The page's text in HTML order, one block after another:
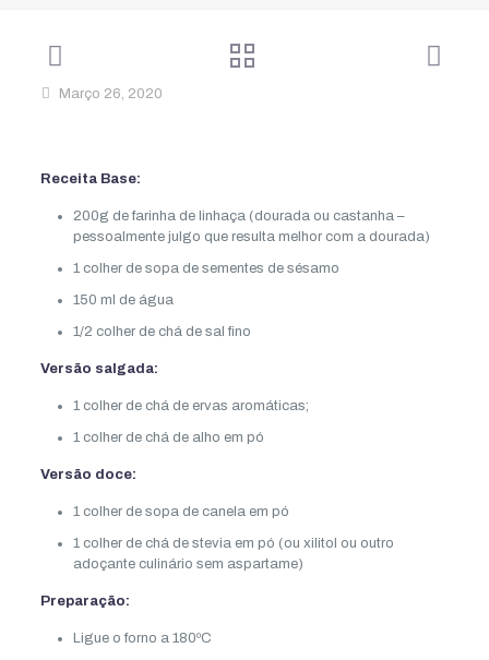
Março 26, 2020
Receita Base:
200g de farinha de linhaça (dourada ou castanha –
pessoalmente julgo que resulta melhor com a dourada)
1 colher de sopa de sementes de sésamo
150 ml de água
1/2 colher de chá de sal fino
Versão salgada:
1 colher de chá de ervas aromáticas;
1 colher de chá de alho em pó
Versão doce:
1 colher de sopa de canela em pó
1 colher de chá de stevia em pó (ou xilitol ou outro
adoçante culinário sem aspartame)
Preparação:
Ligue o forno a 180ºC